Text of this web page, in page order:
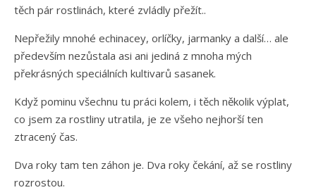
těch pár rostlinách, které zvládly přežít..
Nepřežily mnohé echinacey, orlíčky, jarmanky a další… ale
především nezůstala asi ani jediná z mnoha mých
překrásných speciálních kultivarů sasanek.
Když pominu všechnu tu práci kolem, i těch několik výplat,
co jsem za rostliny utratila, je ze všeho nejhorší ten
ztracený čas.
Dva roky tam ten záhon je. Dva roky čekání, až se rostliny
rozrostou.